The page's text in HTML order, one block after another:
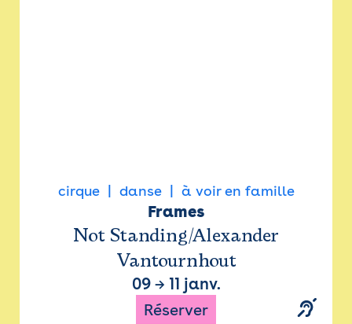
cirque danse à voir en famille
Frames
Not Standing/Alexander
Vantournhout
09→ 11 janv.
Réserver